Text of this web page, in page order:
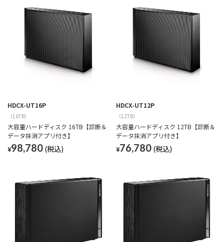
HDCX-UT16P
（16TB）
大容量ハードディスク 16TB【診断＆
データ抹消アプリ付き】
¥98,780
HDCX-UT12P
（12TB）
大容量ハードディスク 12TB【診断＆
データ抹消アプリ付き】
¥76,780